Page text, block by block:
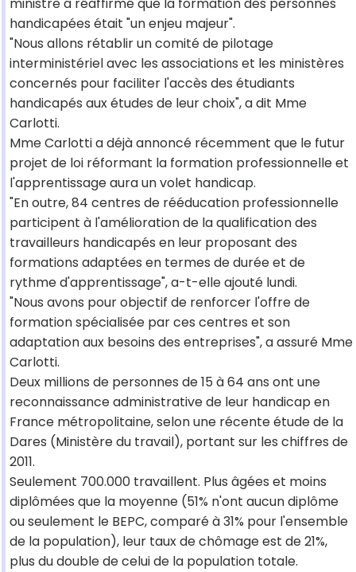
handicapées était "un enjeu majeur".
"Nous allons rétablir un comité de pilotage
interministériel avec les associations et les ministères
concernés pour faciliter l'accès des étudiants
handicapés aux études de leur choix", a dit Mme
Carlotti.
Mme Carlotti a déjà annoncé récemment que le futur
projet de loi réformant la formation professionnelle et
l'apprentissage aura un volet handicap.
"En outre, 84 centres de rééducation professionnelle
participent à l'amélioration de la qualification des
travailleurs handicapés en leur proposant des
formations adaptées en termes de durée et de
rythme d'apprentissage", a-t-elle ajouté lundi.
"Nous avons pour objectif de renforcer l'offre de
formation spécialisée par ces centres et son
adaptation aux besoins des entreprises", a assuré Mme
Carlotti.
Deux millions de personnes de 15 à 64 ans ont une
reconnaissance administrative de leur handicap en
France métropolitaine, selon une récente étude de la
Dares (Ministère du travail), portant sur les chiffres de
2011.
Seulement 700.000 travaillent. Plus âgées et moins
diplômées que la moyenne (51% n'ont aucun diplôme
ou seulement le BEPC, comparé à 31% pour l'ensemble
de la population), leur taux de chômage est de 21%,
plus du double de celui de la population totale.